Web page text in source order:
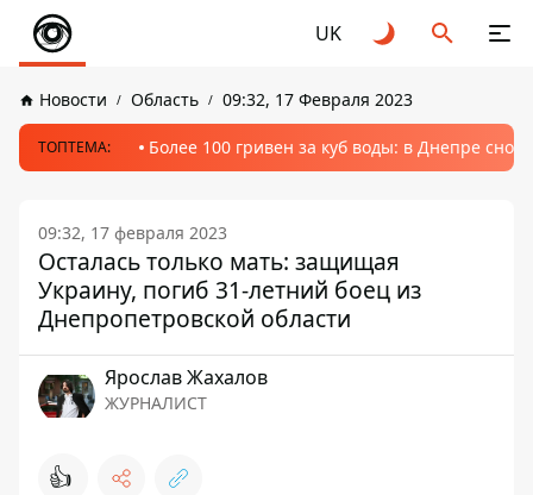
UK
Новости Область 09:32, 17 Февраля 2023
ТОПТЕМА: Более 100 гривен за куб воды: в Днепре
09:32, 17 февраля 2023
Осталась только мать: защищая
Украину, погиб 31-летний боец ​​из
Днепропетровской области
Ярослав Жахалов
ЖУРНАЛИСТ
👍